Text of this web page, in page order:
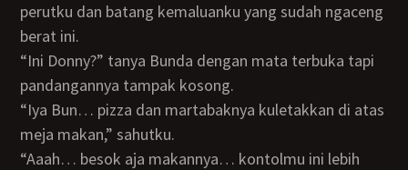
perutku dan batang kemaluanku yang sudah ngaceng
berat ini.
“Ini Donny?” tanya Bunda dengan mata terbuka tapi
pandangannya tampak kosong.
“Iya Bun… pizza dan martabaknya kuletakkan di atas
meja makan,” sahutku.
“Aaah… besok aja makannya… kontolmu ini lebih